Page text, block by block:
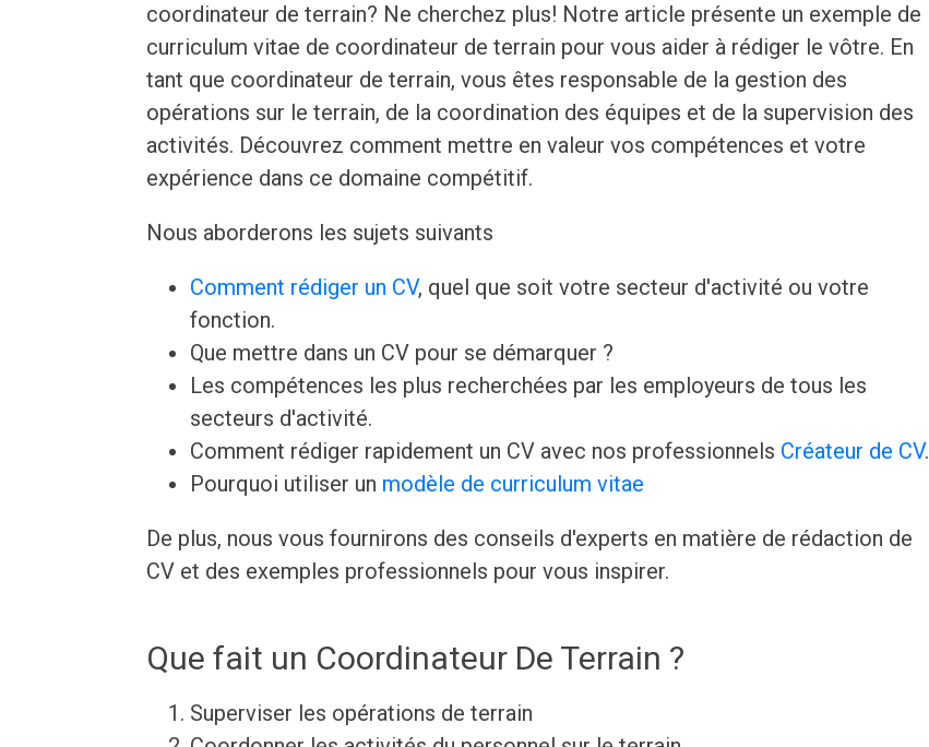
coordinateur de terrain? Ne cherchez plus! Notre article présente un exemple de
curriculum vitae de coordinateur de terrain pour vous aider à rédiger le vôtre. En
tant que coordinateur de terrain, vous êtes responsable de la gestion des
opérations sur le terrain, de la coordination des équipes et de la supervision des
activités. Découvrez comment mettre en valeur vos compétences et votre
expérience dans ce domaine compétitif.
Nous aborderons les sujets suivants
Comment rédiger un CV, quel que soit votre secteur d'activité ou votre
fonction.
Que mettre dans un CV pour se démarquer ?
Les compétences les plus recherchées par les employeurs de tous les
secteurs d'activité.
Comment rédiger rapidement un CV avec nos professionnels Créateur de CV.
Pourquoi utiliser un modèle de curriculum vitae
De plus, nous vous fournirons des conseils d'experts en matière de rédaction de
CV et des exemples professionnels pour vous inspirer.
Que fait un Coordinateur De Terrain ?
Superviser les opérations de terrain